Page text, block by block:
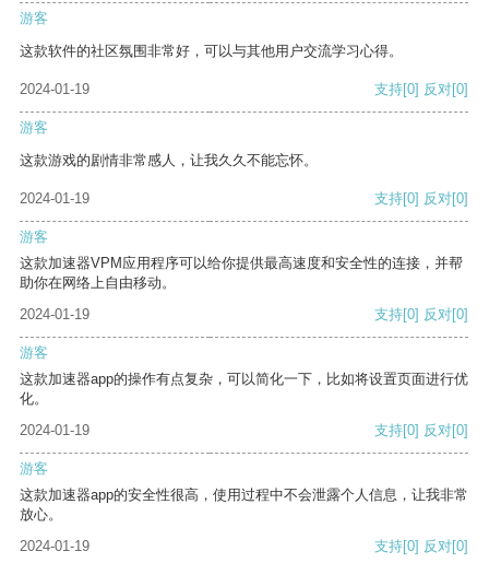
游客
这款软件的社区氛围非常好，可以与其他用户交流学习心得。
2024-01-19 支持[0] 反对[0]
游客
这款游戏的剧情非常感人，让我久久不能忘怀。
2024-01-19 支持[0] 反对[0]
游客
这款加速器VPM应用程序可以给你提供最高速度和安全性的连接，并帮
助你在网络上自由移动。
2024-01-19
支持[0] 反对[0]
游客
这款加速器app的操作有点复杂，可以简化一下，比如将设置页面进行优
化。
2024-01-19
支持[0] 反对[0]
游客
这款加速器app的安全性很高，使用过程中不会泄露个人信息，让我非常
放心。
2024-01-19
支持[0] 反对[0]